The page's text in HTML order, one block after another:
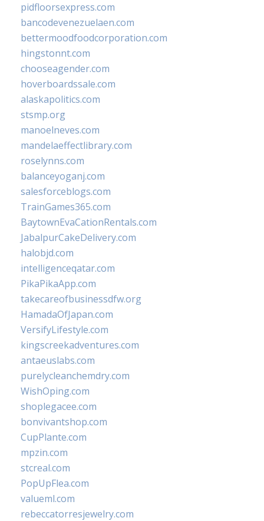
pidfloorsexpress.com
bancodevenezuelaen.com
bettermoodfoodcorporation.com
hingstonnt.com
chooseagender.com
hoverboardssale.com
alaskapolitics.com
stsmp.org
manoelneves.com
mandelaeffectlibrary.com
roselynns.com
balanceyoganj.com
salesforceblogs.com
TrainGames365.com
BaytownEvaCationRentals.com
JabalpurCakeDelivery.com
halobjd.com
intelligenceqatar.com
PikaPikaApp.com
takecareofbusinessdfw.org
HamadaOfJapan.com
VersifyLifestyle.com
kingscreekadventures.com
antaeuslabs.com
purelycleanchemdry.com
WishOping.com
shoplegacee.com
bonvivantshop.com
CupPlante.com
mpzin.com
stcreal.com
PopUpFlea.com
valueml.com
rebeccatorresjewelry.com